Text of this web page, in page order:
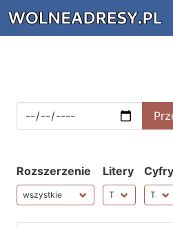
Rozszerzenie Litery Cyfry